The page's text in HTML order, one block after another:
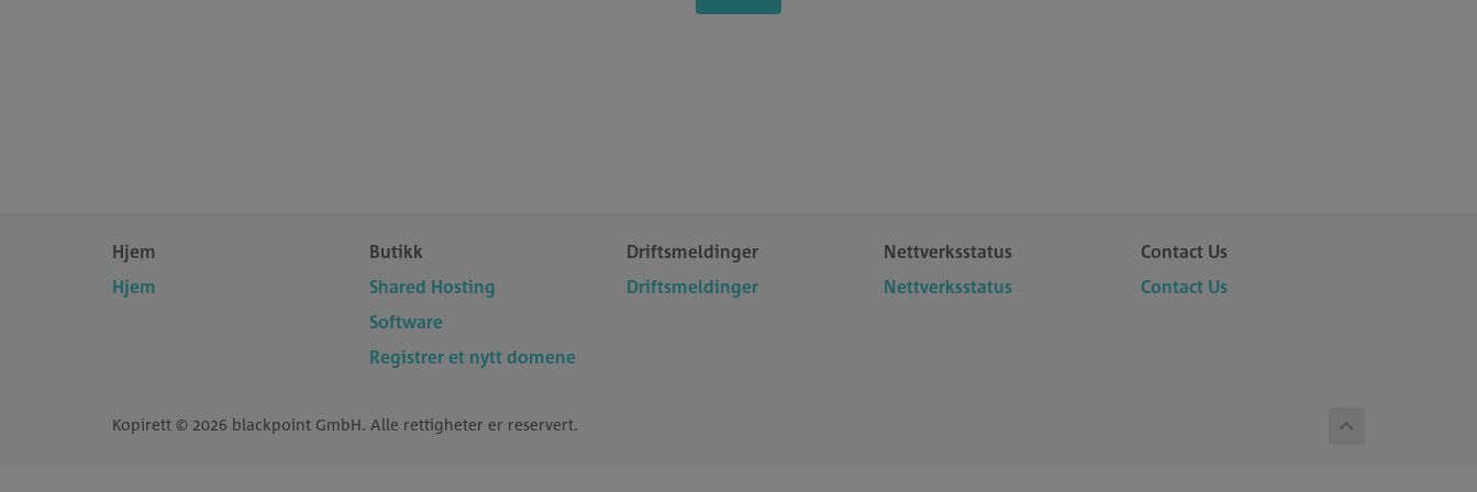
Hjem
Hjem
Butikk
Shared Hosting
Software
Registrer et nytt domene
Driftsmeldinger
Driftsmeldinger
Nettverksstatus
Nettverksstatus
Contact Us
Contact Us
Kopirett © 2026 blackpoint GmbH. Alle rettigheter er reservert.